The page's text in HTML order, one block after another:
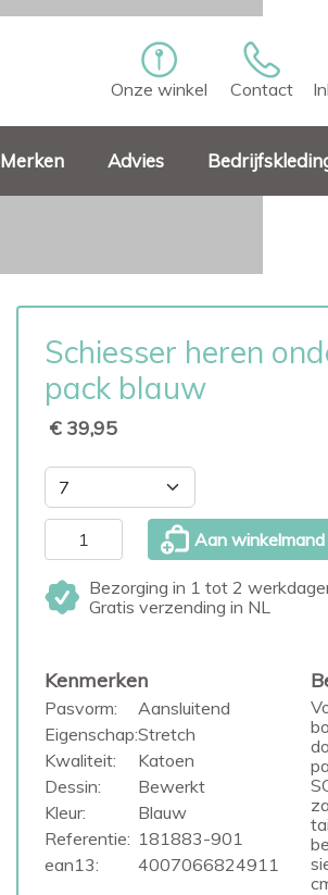
Onze winkel Contact
Merken Advies
Schiesser heren
pack blauw
€ 39,95
Aan
Bezorging in 1 tot 2
Gratis verzending in NL
Kenmerken
Pasvorm:
Aansluitend
Eigenschap:Stretch
Kwaliteit:
Katoen
Dessin:
Bewerkt
Kleur:
Blauw
Referentie: 181883-901
ean13:
4007066824911